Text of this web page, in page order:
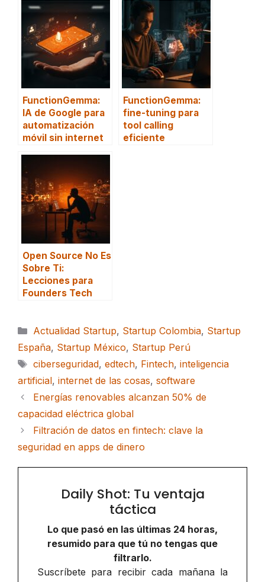
FunctionGemma:
IA de Google para
automatización
móvil sin internet
FunctionGemma:
fine-tuning para
tool calling
eficiente
Open Source No Es
Sobre Ti:
Lecciones para
Founders Tech
Categorías
Actualidad Startup, Startup Colombia, Startup
España, Startup México, Startup Perú
Etiquetas
ciberseguridad, edtech, Fintech, inteligencia
artificial, internet de las cosas, software
Energías renovables alcanzan 50% de
capacidad eléctrica global
Filtración de datos en fintech: clave la
seguridad en apps de dinero
Daily Shot: Tu ventaja
táctica
Lo que pasó en las últimas 24 horas,
resumido para que tú no tengas que
filtrarlo.
Suscríbete para recibir cada mañana la